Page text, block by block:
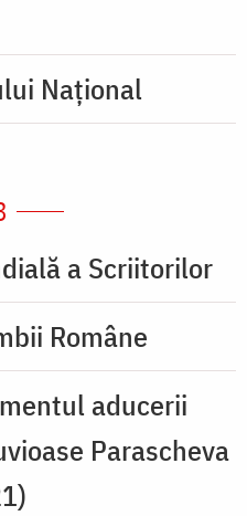
Național
a Scriitorilor
Române
aducerii
Parascheva